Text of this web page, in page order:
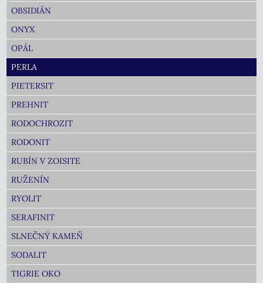
OBSIDIÁN
ONYX
OPÁL
PERLA
PIETERSIT
PREHNIT
RODOCHROZIT
RODONIT
RUBÍN V ZOISITE
RUŽENÍN
RYOLIT
SERAFINIT
SLNEČNÝ KAMEŇ
SODALIT
TIGRIE OKO